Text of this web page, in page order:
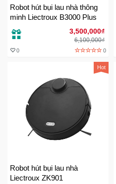
Sức
Khỏe
Làm
Đẹp
Thể
Robot hút bụi lau nhà thông
minh Liectroux B3000 Plus
3,500,000₫
6,100,000₫
0 0
Hot
Robot hút bụi lau nhà
Liectroux ZK901